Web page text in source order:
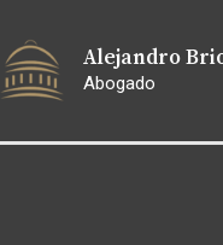
contenido Alejandro
Abogado